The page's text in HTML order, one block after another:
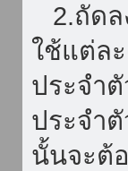
2.ถัดล
ใช้แต่ล
ประจำ
ประจำ
นั้นจะต้